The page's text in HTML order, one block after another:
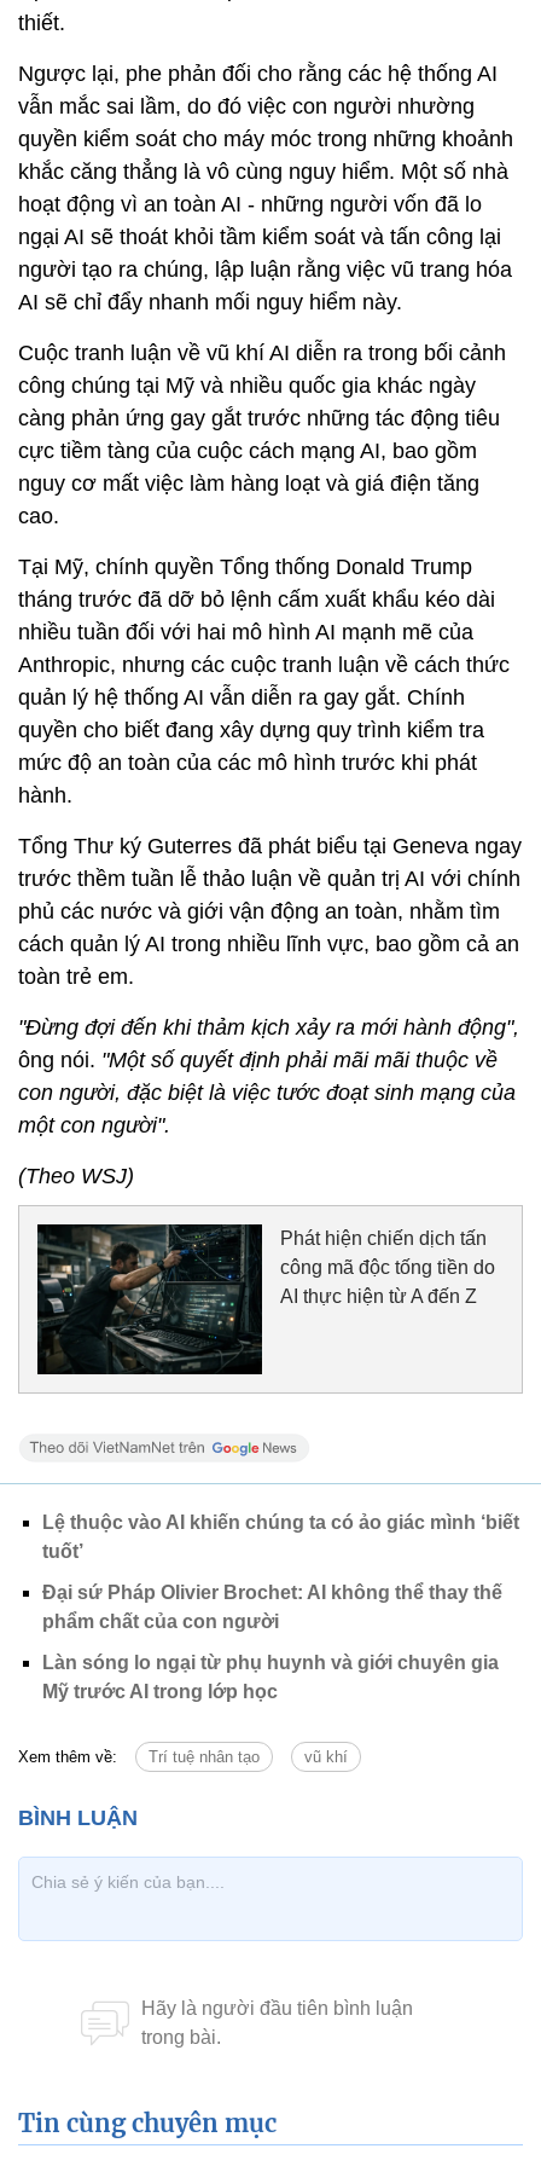
thiết.
Ngược lại, phe phản đối cho rằng các hệ thống AI
vẫn mắc sai lầm, do đó việc con người nhường
quyền kiểm soát cho máy móc trong những khoảnh
khắc căng thẳng là vô cùng nguy hiểm. Một số nhà
hoạt động vì an toàn AI - những người vốn đã lo
ngại AI sẽ thoát khỏi tầm kiểm soát và tấn công lại
người tạo ra chúng, lập luận rằng việc vũ trang hóa
AI sẽ chỉ đẩy nhanh mối nguy hiểm này.
Cuộc tranh luận về vũ khí AI diễn ra trong bối cảnh
công chúng tại Mỹ và nhiều quốc gia khác ngày
càng phản ứng gay gắt trước những tác động tiêu
cực tiềm tàng của cuộc cách mạng AI, bao gồm
nguy cơ mất việc làm hàng loạt và giá điện tăng
cao.
Tại Mỹ, chính quyền Tổng thống Donald Trump
tháng trước đã dỡ bỏ lệnh cấm xuất khẩu kéo dài
nhiều tuần đối với hai mô hình AI mạnh mẽ của
Anthropic, nhưng các cuộc tranh luận về cách thức
quản lý hệ thống AI vẫn diễn ra gay gắt. Chính
quyền cho biết đang xây dựng quy trình kiểm tra
mức độ an toàn của các mô hình trước khi phát
hành.
Tổng Thư ký Guterres đã phát biểu tại Geneva ngay
trước thềm tuần lễ thảo luận về quản trị AI với chính
phủ các nước và giới vận động an toàn, nhằm tìm
cách quản lý AI trong nhiều lĩnh vực, bao gồm cả an
toàn trẻ em.
"Đừng đợi đến khi thảm kịch xảy ra mới hành động",
ông nói. "Một số quyết định phải mãi mãi thuộc về
con người, đặc biệt là việc tước đoạt sinh mạng của
một con người".
(Theo WSJ)
Phát hiện chiến dịch tấn
công mã độc tống tiền do
AI thực hiện từ A đến Z
Lệ thuộc vào AI khiến chúng ta có ảo giác mình ‘biết
tuốt’
Đại sứ Pháp Olivier Brochet: AI không thể thay thế
phẩm chất của con người
Làn sóng lo ngại từ phụ huynh và giới chuyên gia
Mỹ trước AI trong lớp học
Xem thêm về: Trí tuệ nhân tạo vũ khí
Tin cùng chuyên mục